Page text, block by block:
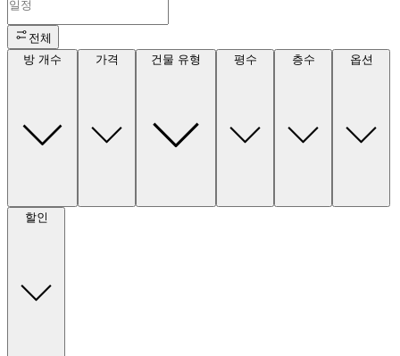
전체
방 개수
가격 건물 유형 평수 층수 옵션
할인